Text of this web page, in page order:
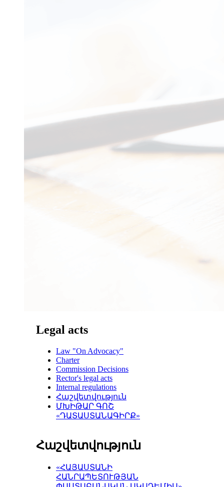
Legal acts
Law "On Advocacy"
Charter
Commission Decisions
Rector's legal acts
Internal regulations
Հաշվետվություն
ՄԽԻԹԱՐ ԳՈՇ
«ԴԱՏԱՍՏԱՆԱԳԻՐՔ»
Հաշվետվություն
«ՀԱՅԱՍՏԱՆԻ
ՀԱՆՐԱՊԵՏՈՒԹՅԱՆ